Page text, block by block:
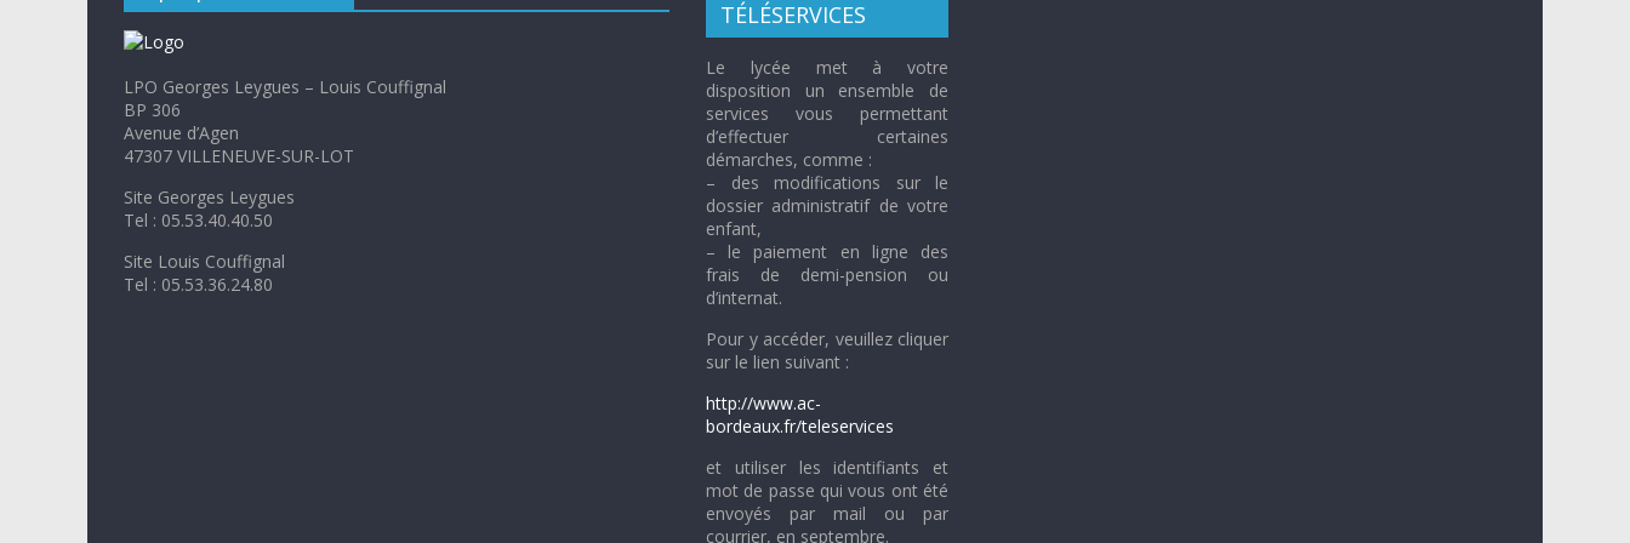
LPO Georges Leygues – Louis Couffignal
BP 306
Avenue d’Agen
47307 VILLENEUVE-SUR-LOT
Site Georges Leygues
Tel : 05.53.40.40.50
Site Louis Couffignal
Tel : 05.53.36.24.80
TÉLÉSERVICES
Le lycée met à votre
disposition un ensemble de
services vous permettant
d’effectuer certaines
démarches, comme :
– des modifications sur le
dossier administratif de votre
enfant,
– le paiement en ligne des
frais de demi-pension ou
d’internat.
Pour y accéder, veuillez cliquer
sur le lien suivant :
http://www.ac-
bordeaux.fr/teleservices
et utiliser les identifiants et
mot de passe qui vous ont été
envoyés par mail ou par
courrier, en septembre.